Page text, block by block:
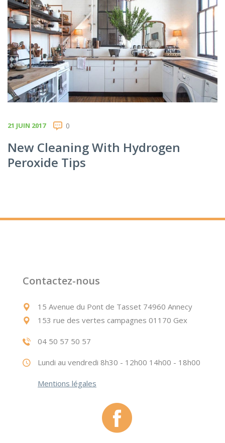
21 JUIN 2017 0
New Cleaning With Hydrogen
Peroxide Tips
Contactez-nous
15 Avenue du Pont de Tasset 74960 Annecy
153 rue des vertes campagnes 01170 Gex
04 50 57 50 57
Lundi au vendredi 8h30 - 12h00 14h00 - 18h00
Mentions légales